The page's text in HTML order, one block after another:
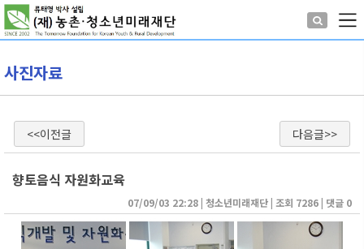
사진자료
<<이전글 다음글>>
향토음식 자원화교육
07/09/03 22:28 | 청소년미래재단 | 조회 7286 | 댓글 0